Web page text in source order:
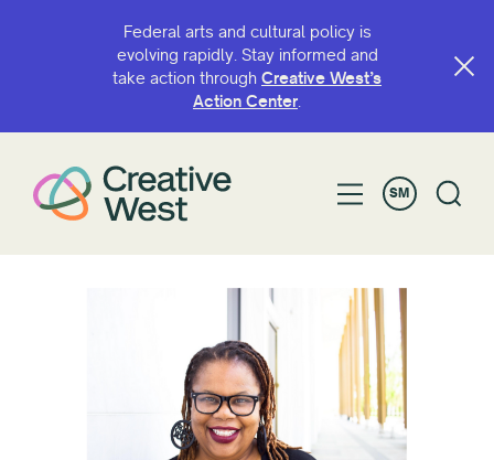
Federal arts and cultural policy is
evolving rapidly. Stay informed and
take action through Creative West’s
Action Center.
SM